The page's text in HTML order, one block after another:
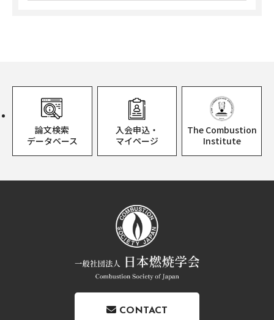
論文検索
データベース
入会申込・
マイページ
The Combustion
Institute
CONTACT